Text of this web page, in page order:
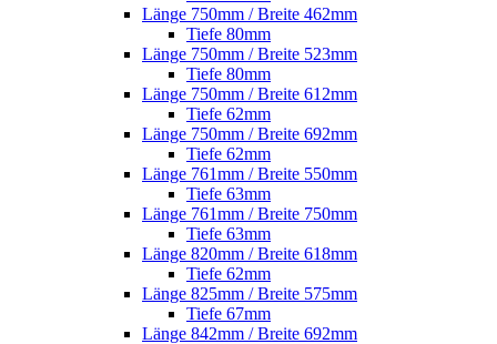
Länge 750mm / Breite 462mm
Tiefe 80mm
Länge 750mm / Breite 523mm
Tiefe 80mm
Länge 750mm / Breite 612mm
Tiefe 62mm
Länge 750mm / Breite 692mm
Tiefe 62mm
Länge 761mm / Breite 550mm
Tiefe 63mm
Länge 761mm / Breite 750mm
Tiefe 63mm
Länge 820mm / Breite 618mm
Tiefe 62mm
Länge 825mm / Breite 575mm
Tiefe 67mm
Länge 842mm / Breite 692mm